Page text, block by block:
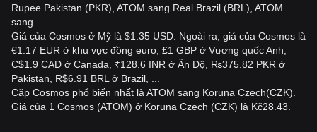
Rupee Pakistan (PKR), ATOM sang Real Brazil (BRL), ATOM
sang ...
Giá của Cosmos ở Mỹ là $1.35 USD. Ngoài ra, giá của Cosmos là
€1.17 EUR ở khu vực đồng euro, £1 GBP ở Vương quốc Anh,
C$1.9 CAD ở Canada, ₹128.6 INR ở Ấn Độ, ₨375.82 PKR ở
Pakistan, R$6.91 BRL ở Brazil, ...
Cặp Cosmos phổ biến nhất là ATOM sang Koruna Czech(CZK).
Giá của 1 Cosmos (ATOM) ở Koruna Czech (CZK) là Kč28.43.